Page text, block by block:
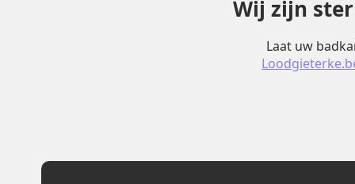
Wij zijn
Laat uw